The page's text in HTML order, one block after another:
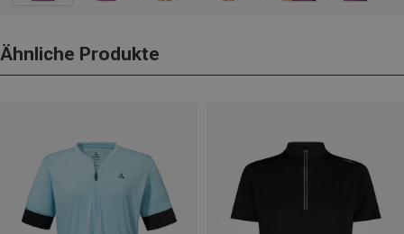
Ähnliche Produkte